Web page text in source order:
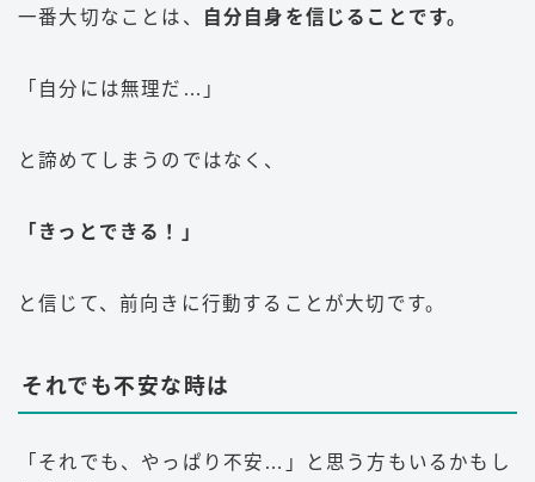
一番大切なことは、 自分自身を信じることです。
「自分には無理だ…」
と諦めてしまうのではなく、
「きっとできる！」
と信じて、前向きに行動することが大切です。
それでも不安な時は
「それでも、やっぱり不安…」と思う方もいるかもし